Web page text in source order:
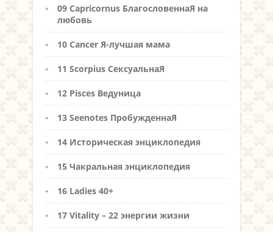
09 Capricornus БлагословеннаЯ на
любовь
10 Cancer Я-лучшая мама
11 Scorpius СексуальнаЯ
12 Pisces Ведуница
13 Seenotes ПробужденнаЯ
14 Историческая энциклопедия
15 Чакральная энциклопедия
16 Ladies 40+
17 Vitality – 22 энергии жизни